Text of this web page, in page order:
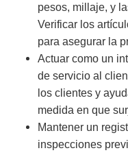
pesos, millaje, y
Verificar los
para asegurar la
Actuar como un
de servicio al
los clientes y
medida en que
Mantener un
inspecciones